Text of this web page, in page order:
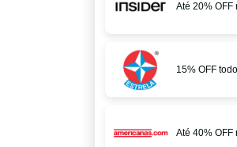
Até 20% OFF
15% OFF
Até 40% OFF